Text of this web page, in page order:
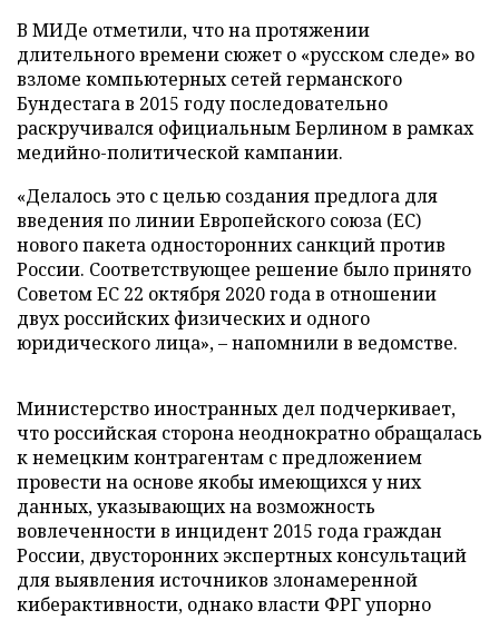
В МИДе отметили, что на протяжении
длительного времени сюжет о «русском следе» во
взломе компьютерных сетей германского
Бундестага в 2015 году последовательно
раскручивался официальным Берлином в рамках
медийно-политической кампании.
«Делалось это с целью создания предлога для
введения по линии Европейского союза (ЕС)
нового пакета односторонних санкций против
России. Соответствующее решение было принято
Советом ЕС 22 октября 2020 года в отношении
двух российских физических и одного
юридического лица», – напомнили в ведомстве.
Министерство иностранных дел подчеркивает,
что российская сторона неоднократно обращалась
к немецким контрагентам с предложением
провести на основе якобы имеющихся у них
данных, указывающих на возможность
вовлеченности в инцидент 2015 года граждан
России, двусторонних экспертных консультаций
для выявления источников злонамеренной
киберактивности, однако власти ФРГ упорно